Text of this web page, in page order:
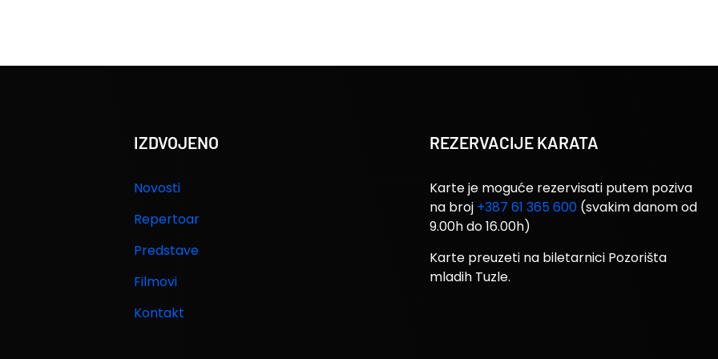
IZDVOJENO
Novosti
Repertoar
Predstave
Filmovi
Kontakt
REZERVACIJE KARATA
Karte je moguće rezervisati putem poziva
na broj +387 61 365 600 (svakim danom od
9.00h do 16.00h)
Karte preuzeti na biletarnici Pozorišta
mladih Tuzle.